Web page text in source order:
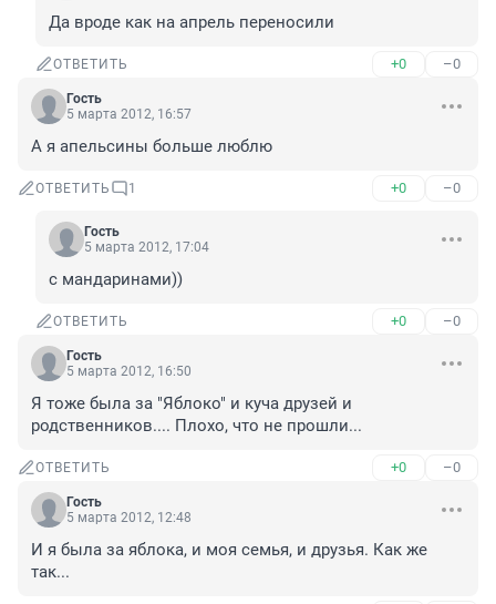
Да вроде как на апрель переносили
ОТВЕТИТЬ +0 –0
Гость
5 марта 2012, 16:57
А я апельсины больше люблю
ОТВЕТИТЬ 1 +0 –0
Гость
5 марта 2012, 17:04
с мандаринами))
ОТВЕТИТЬ +0 –0
Гость
5 марта 2012, 16:50
Я тоже была за "Яблоко" и куча друзей и
родственников.... Плохо, что не прошли...
ОТВЕТИТЬ +0 –0
Гость
5 марта 2012, 12:48
И я была за яблока, и моя семья, и друзья. Как же
так...